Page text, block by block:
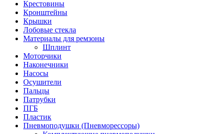
Крестовины
Кронштейны
Крышки
Лобовые стекла
Материалы для ремзоны
Шплинт
Моторчики
Наконечники
Насосы
Осушители
Пальцы
Патрубки
ПГБ
Пластик
Пневмоподушки (Пневморессоры)